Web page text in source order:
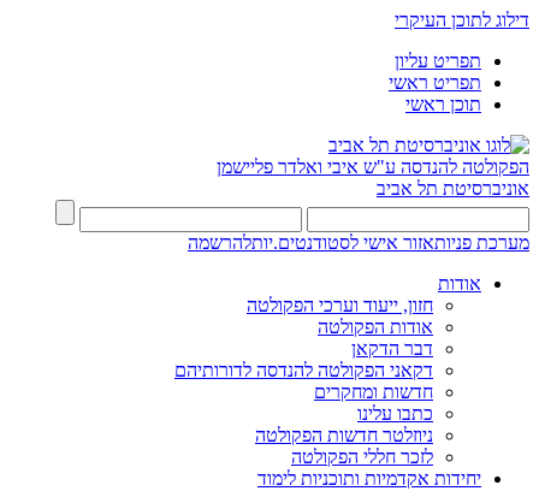
דילוג לתוכן העיקרי
תפריט עליון
תפריט ראשי
תוכן ראשי
הפקולטה להנדסה ע"ש איבי ואלדר פליישמן
אוניברסיטת תל אביב
מערכת פניותאזור אישי לסטודנטים.יותלהרשמה
אודות
חזון, ייעוד וערכי הפקולטה
אודות הפקולטה
דבר הדקאן
דקאני הפקולטה להנדסה לדורותיהם
חדשות ומחקרים
כתבו עלינו
ניוזלטר חדשות הפקולטה
לזכר חללי הפקולטה
יחידות אקדמיות ותוכניות לימוד